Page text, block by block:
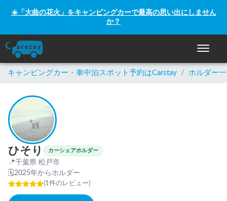
☀️「大曲の花火」をキャンピングカーで最高の思い出にしません
か？
ナビゲ
キャンピングカー・車中泊スポット予約はCarstay / ホルダー
ひそり カーシェアホルダー
📍千葉県 松戸市
🗓2025年からホルダー
(1件のレビュー)